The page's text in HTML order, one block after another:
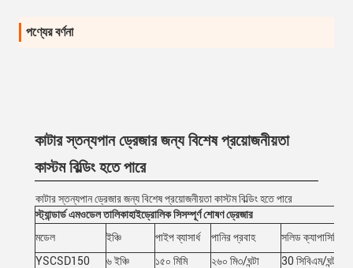
পণ্যের বর্ণনা
কাটার স্তন্যপান ড্রেজার জন্য বিশেষ প্রয়োজনীয়তা
কাস্টম বিল্ডিং হতে পারে
কাটার স্তন্যপান ড্রেজার জন্য বিশেষ প্রয়োজনীয়তা কাস্টম বিল্ডিং হতে পারে
স্ট্যান্ডার্ড এমওডেল তালিকাহাইড্রোলিক সিসম্পূর্ণ শোষণ ড্রেজার
মডেল
ইঞ্চি পাইপ ব্যাসার্ধ পানির প্রবাহ
সলিড ক্যাপাসিটি
YSCSD150
৬ ইঞ্চি ১৫০ মিমি ২৬০ মি৩/ঘন্টা
30 সিবিএম/ঘন্টা